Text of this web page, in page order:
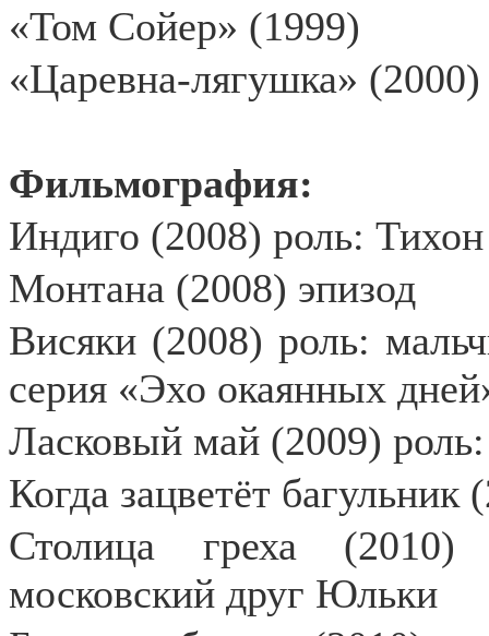
«Том Сойер» (1999)
«Царевна-лягушка» (2000)
Фильмография:
Индиго (2008) роль: Тихон
Монтана (2008) эпизод
Висяки (2008) роль:
серия «Эхо окаянных
Ласковый май (2009)
Когда зацветёт
Столица греха (2010)
московский друг Юльки